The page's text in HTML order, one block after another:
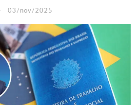
03/nov/2025